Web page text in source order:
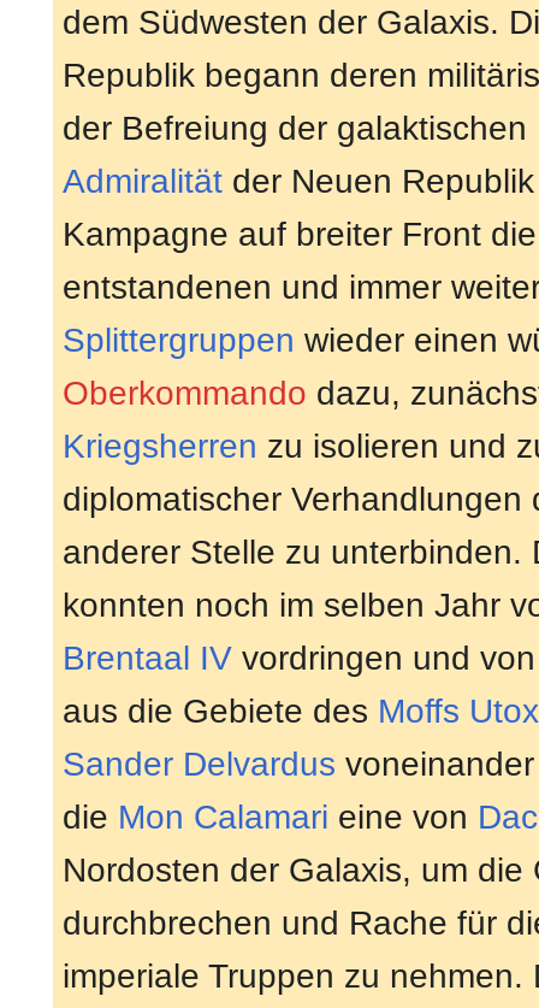
dem Südwesten der Galaxis.
Republik begann deren
der Befreiung der
Admiralität der Neuen
Kampagne auf breiter Front
entstandenen und immer
Splittergruppen wieder einen
Oberkommando dazu,
Kriegsherren zu isolieren und
diplomatischer
anderer Stelle zu unterbinden.
konnten noch im selben Jahr
Brentaal IV vordringen und
aus die Gebiete des Moffs
Sander Delvardus
die Mon Calamari eine von Dac
Nordosten der Galaxis, um
durchbrechen und Rache für
imperiale Truppen zu